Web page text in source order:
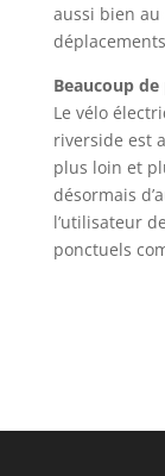
aussi bien
Beaucoup
Le vélo
riverside est
plus loin et
désormais
l’utilisateur
ponctuels